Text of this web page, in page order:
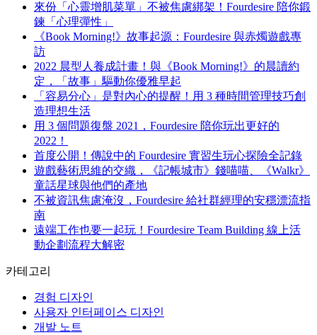
來份「心靈增肌菜單」不被焦慮綁架！Fourdesire 陪你鍛
鍊「心理彈性」
《Book Morning!》故事起源：Fourdesire 與赤燭遊戲專
訪
2022 晨型人養成計畫！與《Book Morning!》的晨讀約
定，「故事」驅動你優雅早起
「容易分心」是對內心的提醒！用 3 種時間管理技巧創
造理想生活
用 3 個問題復盤 2021，Fourdesire 陪你玩出更好的
2022！
首度公開！傳說中的 Fourdesire 實習生玩心探險全記錄
遊戲藝術思維的交織，《記帳城市》錢喵喵、《Walkr》
童話星球與他們的產地
不被資訊焦慮淹沒，Fourdesire 給社群經理的安穩漂流指
南
遠端工作也要一起玩！Fourdesire Team Building 線上活
動企劃流程大解密
카테고리
경험 디자인
사용자 인터페이스 디자인
개발 노트